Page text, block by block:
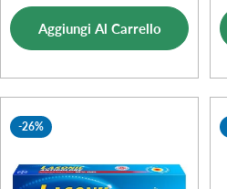
vendita
Aggiungi Al Carrello
-26%